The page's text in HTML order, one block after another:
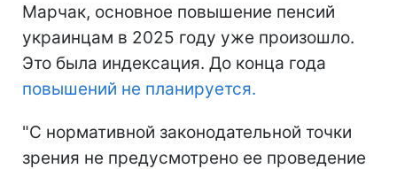
Марчак, основное повышение пенсий
украинцам в 2025 году уже произошло.
Это была индексация. До конца года
повышений не планируется.
"С нормативной законодательной точки
зрения не предусмотрено ее проведение